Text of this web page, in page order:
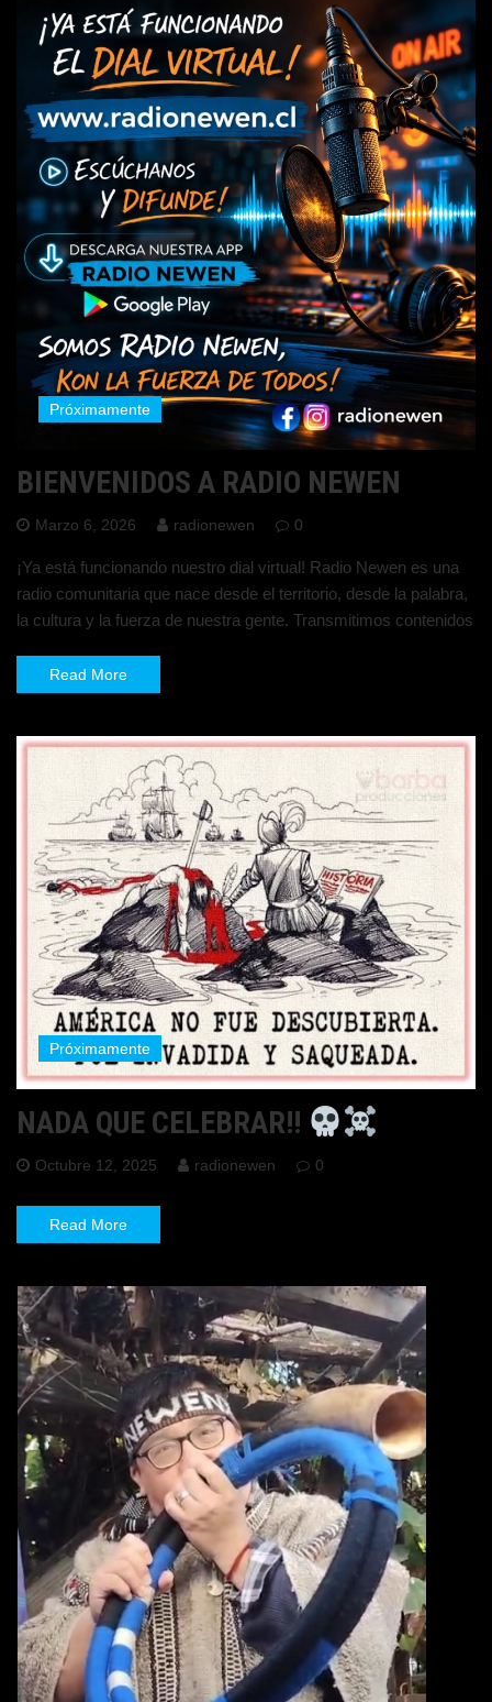
Próximamente
BIENVENIDOS A RADIO NEWEN
Marzo 6, 2026 radionewen 0
¡Ya está funcionando nuestro dial virtual! Radio Newen es una
radio comunitaria que nace desde el territorio, desde la palabra,
la cultura y la fuerza de nuestra gente. Transmitimos contenidos
Read More
Próximamente
NADA QUE CELEBRAR!!
Octubre 12, 2025 radionewen 0
Read More